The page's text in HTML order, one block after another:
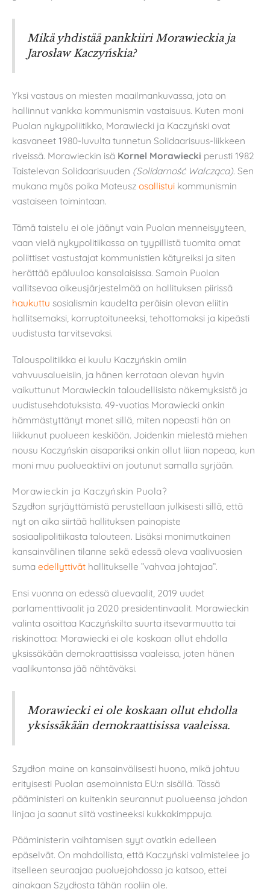
Mikä yhdistää pankkiiri Morawieckia ja
Jarosław Kaczyńskia?
Yksi vastaus on miesten maailmankuvassa, jota on
hallinnut vankka kommunismin vastaisuus. Kuten moni
Puolan nykypoliitikko, Morawiecki ja Kaczyński ovat
kasvaneet 1980-luvulta tunnetun Solidaarisuus-liikkeen
riveissä. Morawieckin isä Kornel Morawiecki perusti 1982
Taistelevan Solidaarisuuden (Solidarność Walcząca). Sen
mukana myös poika Mateusz osallistui kommunismin
vastaiseen toimintaan.
Tämä taistelu ei ole jäänyt vain Puolan menneisyyteen,
vaan vielä nykypolitiikassa on tyypillistä tuomita omat
poliittiset vastustajat kommunistien kätyreiksi ja siten
herättää epäluuloa kansalaisissa. Samoin Puolan
vallitsevaa oikeusjärjestelmää on hallituksen piirissä
haukuttu sosialismin kaudelta peräisin olevan eliitin
hallitsemaksi, korruptoituneeksi, tehottomaksi ja kipeästi
uudistusta tarvitsevaksi.
Talouspolitiikka ei kuulu Kaczyńskin omiin
vahvuusalueisiin, ja hänen kerrotaan olevan hyvin
vaikuttunut Morawieckin taloudellisista näkemyksistä ja
uudistusehdotuksista. 49-vuotias Morawiecki onkin
hämmästyttänyt monet sillä, miten nopeasti hän on
liikkunut puolueen keskiöön. Joidenkin mielestä miehen
nousu Kaczyńskin aisapariksi onkin ollut liian nopeaa, kun
moni muu puolueaktiivi on joutunut samalla syrjään.
Morawieckin ja Kaczyńskin Puola?
Szydłon syrjäyttämistä perustellaan julkisesti sillä, että
nyt on aika siirtää hallituksen painopiste
sosiaalipolitiikasta talouteen. Lisäksi monimutkainen
kansainvälinen tilanne sekä edessä oleva vaalivuosien
suma edellyttivät hallitukselle ”vahvaa johtajaa”.
Ensi vuonna on edessä aluevaalit, 2019 uudet
parlamenttivaalit ja 2020 presidentinvaalit. Morawieckin
valinta osoittaa Kaczyńskilta suurta itsevarmuutta tai
riskinottoa: Morawiecki ei ole koskaan ollut ehdolla
yksissäkään demokraattisissa vaaleissa, joten hänen
vaalikuntonsa jää nähtäväksi.
Morawiecki ei ole koskaan ollut ehdolla
yksissäkään demokraattisissa vaaleissa.
Szydłon maine on kansainvälisesti huono, mikä johtuu
erityisesti Puolan asemoinnista EU:n sisällä. Tässä
pääministeri on kuitenkin seurannut puolueensa johdon
linjaa ja saanut siitä vastineeksi kukkakimppuja.
Pääministerin vaihtamisen syyt ovatkin edelleen
epäselvät. On mahdollista, että Kaczyński valmistelee jo
itselleen seuraajaa puoluejohdossa ja katsoo, ettei
ainakaan Szydłosta tähän rooliin ole.